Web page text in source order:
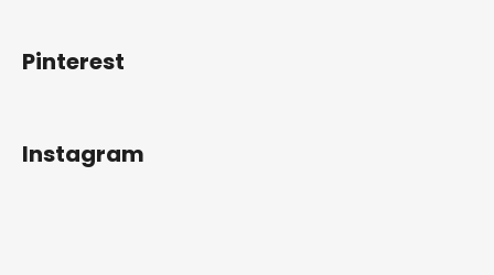
Pinterest
Instagram